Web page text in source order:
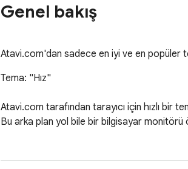
Genel bakış
Atavi.com'dan sadece en iyi ve en popüler
Tema: "Hız"
Atavi.com tarafından tarayıcı için hızlı bir
Bu arka plan yol bile bir bilgisayar monitörü